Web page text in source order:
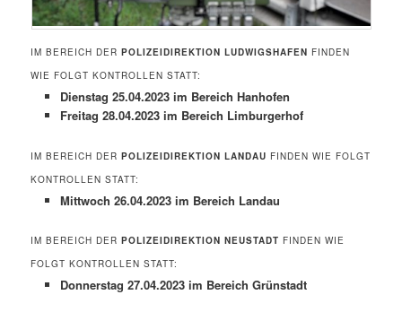
IM BEREICH DERPOLIZEIDIREKTION LUDWIGSHAFEN FINDEN
WIE FOLGT KONTROLLEN STATT:
Dienstag 25.04.2023 im Bereich Hanhofen
Freitag 28.04.2023 im Bereich Limburgerhof
IM BEREICH DERPOLIZEIDIREKTION LANDAU FINDEN WIE FOLGT
KONTROLLEN STATT:
Mittwoch 26.04.2023 im Bereich Landau
IM BEREICH DERPOLIZEIDIREKTION NEUSTADT FINDEN WIE
FOLGT KONTROLLEN STATT:
Donnerstag 27.04.2023 im Bereich Grünstadt